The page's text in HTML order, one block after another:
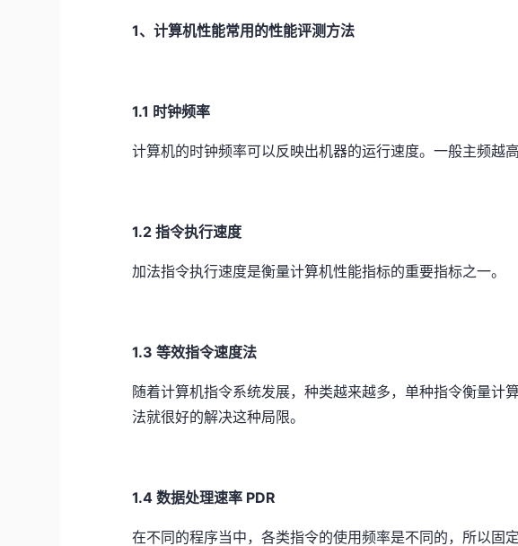
1、计算机性能常用的性能评测方法
1.1 时钟频率
计算机的时钟频率可以反映出机器的运行速度。一般主频越高
1.2 指令执行速度
加法指令执行速度是衡量计算机性能指标的重要指标之一。
1.3 等效指令速度法
随着计算机指令系统发展，种类越来越多，单种指令衡量计
法就很好的解决这种局限。
1.4 数据处理速率 PDR
在不同的程序当中，各类指令的使用频率是不同的，所以固